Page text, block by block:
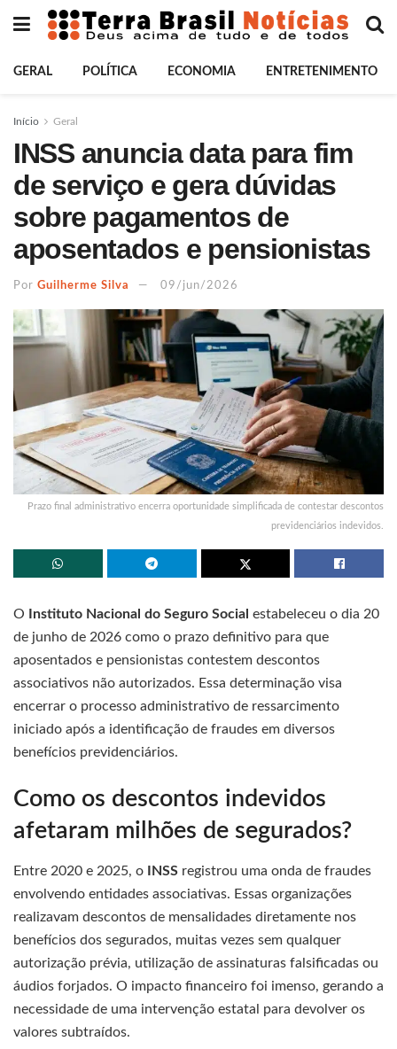
GERAL POLÍTICA ECONOMIA ENTRETENIMENTO
Início Geral
INSS anuncia data para fim
de serviço e gera dúvidas
sobre pagamentos de
aposentados e pensionistas
Por Guilherme Silva 09/jun/2026
Prazo final administrativo encerra oportunidade simplificada de contestar descontos
previdenciários indevidos.
O Instituto Nacional do Seguro Social estabeleceu o dia 20
de junho de 2026 como o prazo definitivo para que
aposentados e pensionistas contestem descontos
associativos não autorizados. Essa determinação visa
encerrar o processo administrativo de ressarcimento
iniciado após a identificação de fraudes em diversos
benefícios previdenciários.
Como os descontos indevidos
afetaram milhões de segurados?
Entre 2020 e 2025, o INSS registrou uma onda de fraudes
envolvendo entidades associativas. Essas organizações
realizavam descontos de mensalidades diretamente nos
benefícios dos segurados, muitas vezes sem qualquer
autorização prévia, utilização de assinaturas falsificadas ou
áudios forjados. O impacto financeiro foi imenso, gerando a
necessidade de uma intervenção estatal para devolver os
valores subtraídos.